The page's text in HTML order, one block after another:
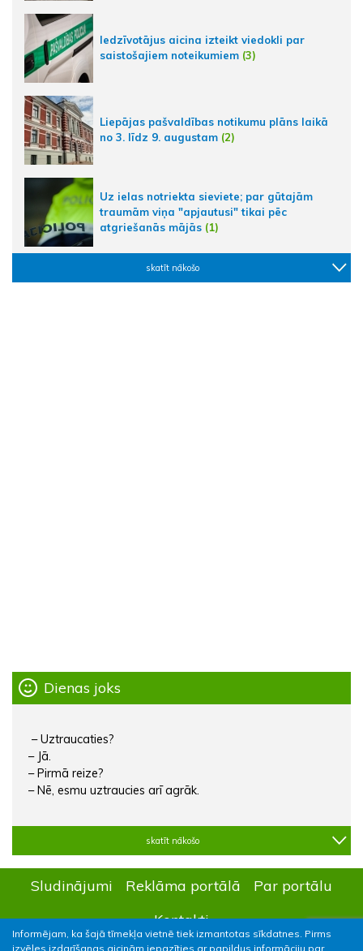
Informējam, ka šajā tīmekļa vietnē tiek izmantotas sīkdatnes. Pirms
izvēles izdarīšanas aicinām iepazīties ar papildus informāciju par
Iedzīvotājus aicina izteikt viedokli par
saistošajiem noteikumiem (3)
Liepājas pašvaldības notikumu plāns laikā
no 3. līdz 9. augustam (2)
Uz ielas notriekta sieviete; par gūtajām
traumām viņa "apjautusi" tikai pēc
atgriešanās mājās (1)
skatīt nākošo
Dienas joks
– Uztraucaties?
– Jā.
– Pirmā reize?
– Nē, esmu uztraucies arī agrāk.
skatīt nākošo
Sludinājumi Reklāma portālā
Par portālu
Kontakti